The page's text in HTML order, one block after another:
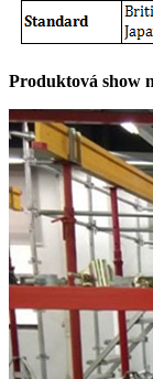
Produktová show